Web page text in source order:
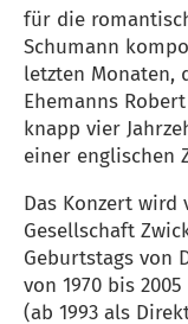
für die
Schumann
letzten Monaten,
Ehemanns
knapp vier
einer englischen
Das Konzert wird
Gesellschaft
Geburtstags von
von 1970 bis
(ab 1993 als